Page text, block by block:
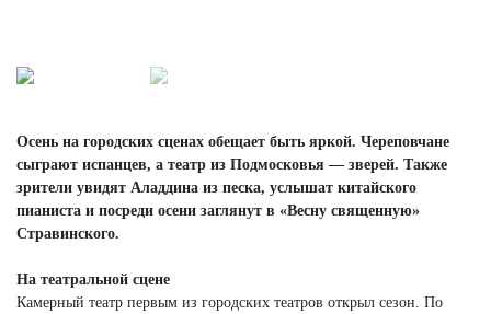
Осень на городских сценах обещает быть яркой. Череповчане
сыграют испанцев, а театр из Подмосковья — зверей. Также
зрители увидят Аладдина из песка, услышат китайского
пианиста и посреди осени заглянут в «Весну священную»
Стравинского.
На театральной сцене
Камерный театр первым из городских театров открыл сезон. По